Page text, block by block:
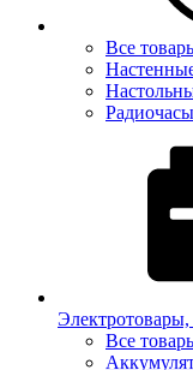
Все
Радиочасы
Все